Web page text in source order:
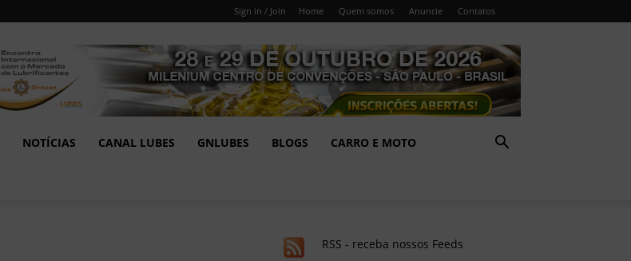
Sign in / Join Home Quem somos Anuncie Contatos
NOTÍCIAS CANAL LUBES GNLUBES BLOGS CARRO E MOTO
RSS - receba nossos Feeds